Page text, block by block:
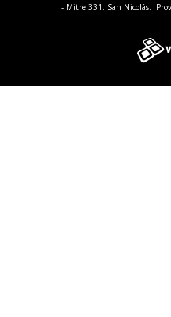
- Mitre 331. San Nicolás.